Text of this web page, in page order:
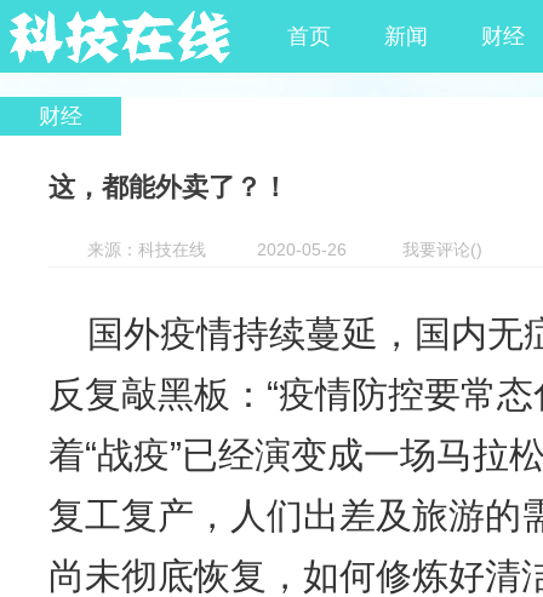
首页 新闻 财经
财经
这，都能外卖了？！
来源：科技在线 2020-05-26 我要评论()
国外疫情持续蔓延，国内无
反复敲黑板：“疫情防控要常
着“战疫”已经演变成一场马拉
复工复产，人们出差及旅游的
尚未彻底恢复，如何修炼好清